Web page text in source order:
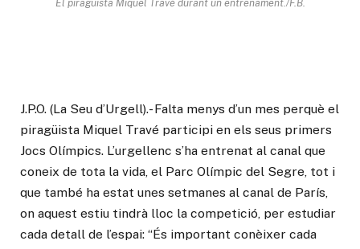
El piragüista Miquel Travé durant un entrenament./F.B.
J.P.O. (La Seu d’Urgell).- Falta menys d’un mes perquè el
piragüista Miquel Travé participi en els seus primers
Jocs Olímpics. L’urgellenc s’ha entrenat al canal que
coneix de tota la vida, el Parc Olímpic del Segre, tot i
que també ha estat unes setmanes al canal de París,
on aquest estiu tindrà lloc la competició, per estudiar
cada detall de l’espai: “És important conèixer cada